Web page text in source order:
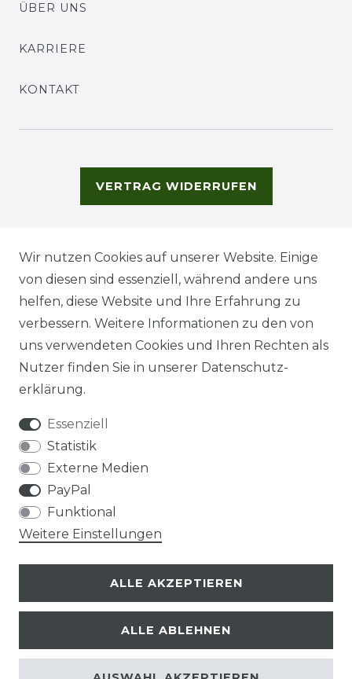
ÜBER UNS
KARRIERE
KONTAKT
VERTRAG WIDERRUFEN
© Copyright 2026 | Alle Rechte vorbehalten.
Wir nutzen Cookies auf unserer Website. Einige
von diesen sind essenziell, während andere uns
helfen, diese Website und Ihre Erfahrung zu
verbessern. Weitere Informationen zu den von
uns verwendeten Cookies und Ihren Rechten als
Nutzer finden Sie in unserer Daten­schutz­
erklärung.
Essenziell
Statistik
Externe Medien
PayPal
Funktional
Weitere Einstellungen
ALLE AKZEPTIEREN
ALLE ABLEHNEN